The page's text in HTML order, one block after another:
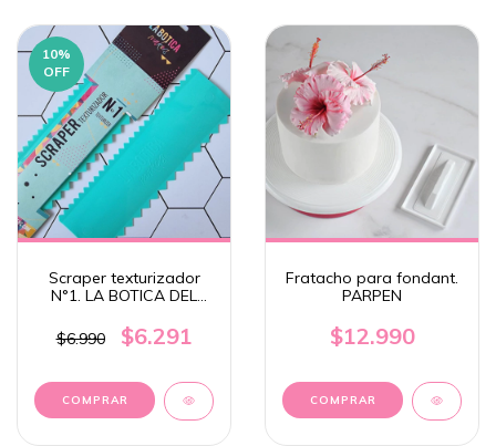
10%
OFF
Scraper texturizador
N°1. LA BOTICA DEL
$6.990
$6.291
Fratacho para fondant.
PARPEN
$12.990